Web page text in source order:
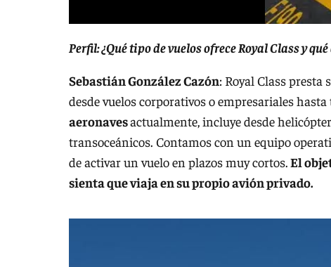
Perfil: ¿Qué tipo de vuelos ofrece Royal Class y
Sebastián González Cazón: Royal Class presta
desde vuelos corporativos o empresariales
aeronavesactualmente, incluye desde
transoceánicos. Contamos con un equipo
de activar un vuelo en plazos muy cortos.El
sienta que viaja en su propio avión privado.